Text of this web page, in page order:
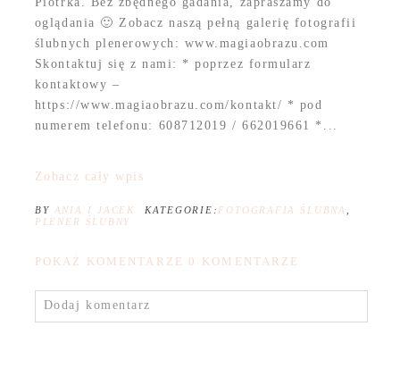
oglądania 🙂 Zobacz naszą pełną galerię fotografii
ślubnych plenerowych: www.magiaobrazu.com
Skontaktuj się z nami: * poprzez formularz
kontaktowy –
https://www.magiaobrazu.com/kontakt/ * pod
numerem telefonu: 608712019 / 662019661 *...
Zobacz cały wpis
BY ANIA I JACEK KATEGORIE: FOTOGRAFIA ŚLUBNA ,
PLENER ŚLUBNY
POKAŻ KOMENTARZE 0 KOMENTARZE
Dodaj komentarz